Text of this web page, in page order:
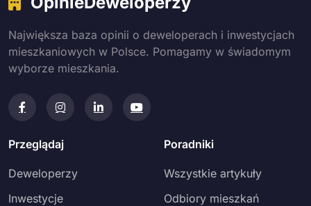
Największa baza opinii o deweloperach i inwestycjach
mieszkaniowych w Polsce. Pomagamy w świadomym
wyborze mieszkania.
Przeglądaj
Deweloperzy
Inwestycje
Poradniki
Wszystkie artykuły
Odbiory mieszkań